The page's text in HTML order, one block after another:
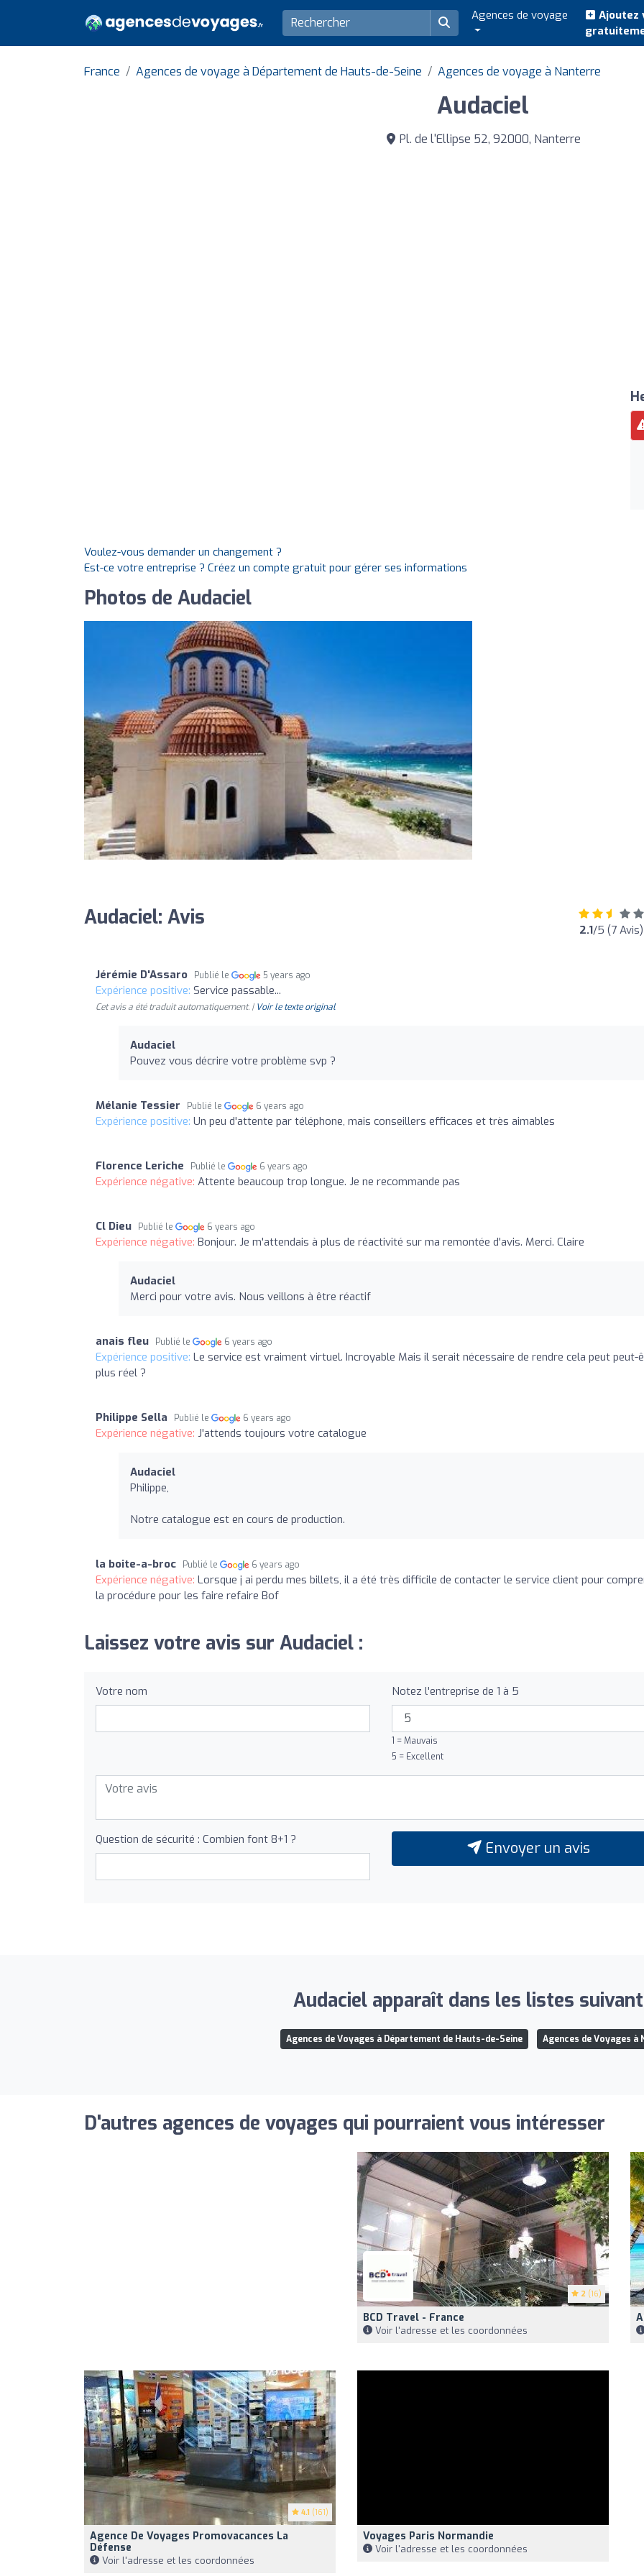
Agences de voyage
Ajoutez
France Agences de voyage à Département de Hauts-de-Seine Agences de voyage à Nanterre
Audaciel
Pl. de l'Ellipse 52, 92000, Nanterre
Voulez-vous demander un changement ?
Est-ce votre entreprise ? Créez un compte gratuit pour gérer ses informations
Photos de Audaciel
Audaciel: Avis 2.1/5 (7 Avis)
Jérémie D'Assaro Publié le 5 years ago
Expérience positive: Service passable...
Cet avis a été traduit automatiquement. | Voir le texte original
Audaciel
Pouvez vous décrire votre problème svp ?
Mélanie Tessier Publié le 6 years ago
Expérience positive: Un peu d'attente par téléphone, mais conseillers efficaces et très aimables
Florence Leriche Publié le 6 years ago
Expérience négative: Attente beaucoup trop longue. Je ne recommande pas
Cl Dieu Publié le 6 years ago
Expérience négative: Bonjour. Je m'attendais à plus de réactivité sur ma remontée d'avis. Merci. Claire
Audaciel
Merci pour votre avis. Nous veillons à être réactif
anais fleu Publié le 6 years ago
Expérience positive: Le service est vraiment virtuel. Incroyable Mais il serait nécessaire de rendre cela peut peut-
plus réel ?
Philippe Sella Publié le 6 years ago
Expérience négative: J'attends toujours votre catalogue
Audaciel
Philippe,
Notre catalogue est en cours de production.
la boite-a-broc Publié le 6 years ago
Expérience négative: Lorsque j ai perdu mes billets, il a été très difficile de contacter le service client pour
la procédure pour les faire refaire Bof
Laissez votre avis sur Audaciel :
Votre nom Notez l'entreprise de 1 à 5
1 = Mauvais
5 = Excellent
Question de sécurité : Combien font 8+1 ? Envoyer un avis
Audaciel apparaît dans les listes
Agences de Voyages à Département de Hauts-de-Seine Agences de Voyages à
D'autres agences de voyages qui pourraient vous intéresser
2 (16)
BCD Travel - France
Voir l'adresse et les coordonnées
4.1 (161)
Agence De Voyages Promovacances La
Défense
Voir l'adresse et les coordonnées
Voyages Paris Normandie
Voir l'adresse et les coordonnées